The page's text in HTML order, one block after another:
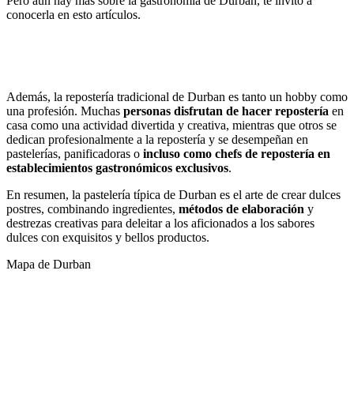
conocerla en esto artículos.
Además, la repostería tradicional de Durban es tanto un hobby como
una profesión. Muchas personas disfrutan de hacer repostería en
casa como una actividad divertida y creativa, mientras que otros se
dedican profesionalmente a la repostería y se desempeñan en
pastelerías, panificadoras o incluso como chefs de repostería en
establecimientos gastronómicos exclusivos.
En resumen, la pastelería típica de Durban es el arte de crear dulces
postres, combinando ingredientes, métodos de elaboración y
destrezas creativas para deleitar a los aficionados a los sabores
dulces con exquisitos y bellos productos.
Mapa de Durban